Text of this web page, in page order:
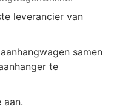
leverancier van
samen
te
aan.